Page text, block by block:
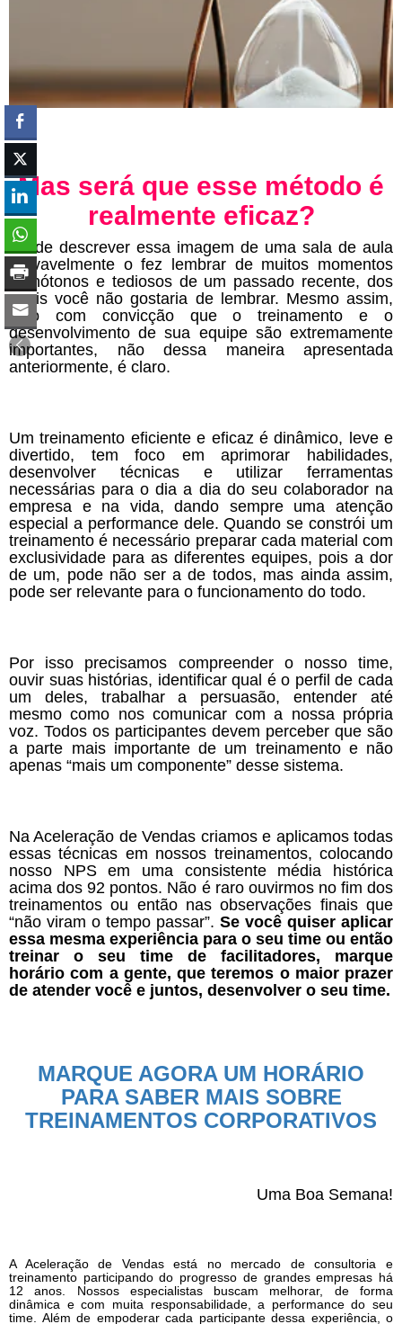
Mas será que esse método é
realmente eficaz?
Só de descrever essa imagem de uma sala de aula
provavelmente o fez lembrar de muitos momentos
monótonos e tediosos de um passado recente, dos
quais você não gostaria de lembrar. Mesmo assim,
digo com convicção que o treinamento e o
desenvolvimento de sua equipe são extremamente
importantes, não dessa maneira apresentada
anteriormente, é claro.
Um treinamento eficiente e eficaz é dinâmico, leve e
divertido, tem foco em aprimorar habilidades,
desenvolver técnicas e utilizar ferramentas
necessárias para o dia a dia do seu colaborador na
empresa e na vida, dando sempre uma atenção
especial a performance dele. Quando se constrói um
treinamento é necessário preparar cada material com
exclusividade para as diferentes equipes, pois a dor
de um, pode não ser a de todos, mas ainda assim,
pode ser relevante para o funcionamento do todo.
Por isso precisamos compreender o nosso time,
ouvir suas histórias, identificar qual é o perfil de cada
um deles, trabalhar a persuasão, entender até
mesmo como nos comunicar com a nossa própria
voz. Todos os participantes devem perceber que são
a parte mais importante de um treinamento e não
apenas “mais um componente” desse sistema.
Na Aceleração de Vendas criamos e aplicamos todas
essas técnicas em nossos treinamentos, colocando
nosso NPS em uma consistente média histórica
acima dos 92 pontos. Não é raro ouvirmos no fim dos
treinamentos ou então nas observações finais que
“não viram o tempo passar”. Se você quiser aplicar
essa mesma experiência para o seu time ou então
treinar o seu time de facilitadores, marque
horário com a gente, que teremos o maior prazer
de atender você e juntos, desenvolver o seu time.
MARQUE AGORA UM HORÁRIO
PARA SABER MAIS SOBRE
TREINAMENTOS CORPORATIVOS
Uma Boa Semana!
A Aceleração de Vendas está no mercado de consultoria e
treinamento participando do progresso de grandes empresas há
12 anos. Nossos especialistas buscam melhorar, de forma
dinâmica e com muita responsabilidade, a performance do seu
time. Além de empoderar cada participante dessa experiência, o